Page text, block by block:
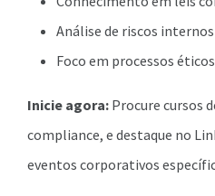
Análise de riscos internos
Foco em processos éticos
Inicie agora: Procure cursos
compliance, e destaque no
eventos corporativos